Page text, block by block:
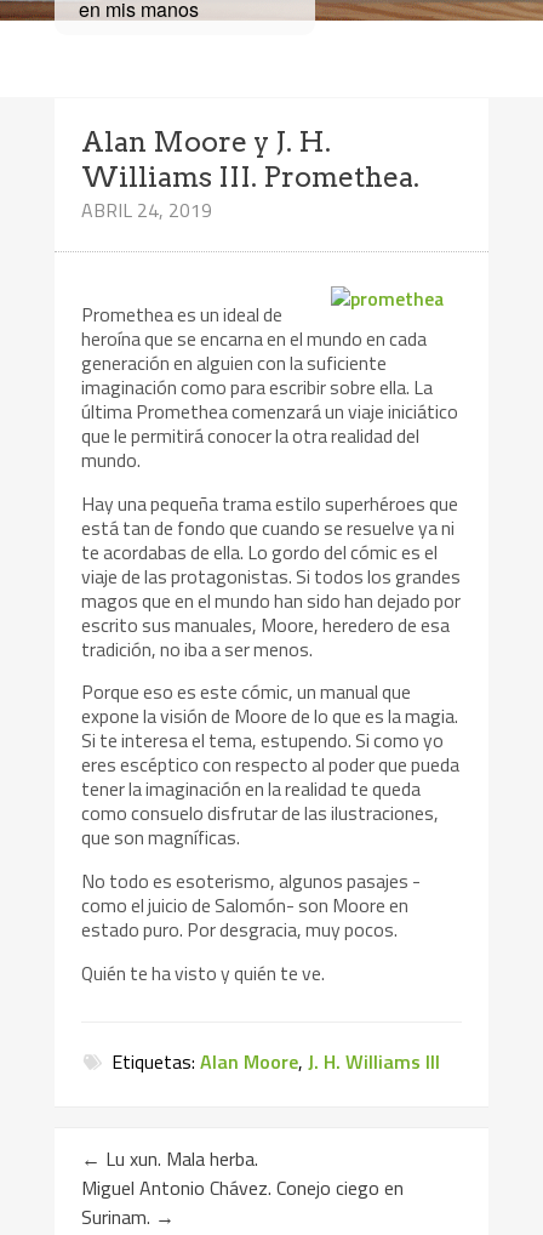
en mis manos
Alan Moore y J. H.
Williams III. Promethea.
ABRIL 24, 2019
Promethea es un ideal de
heroína que se encarna en el mundo en cada
generación en alguien con la suficiente
imaginación como para escribir sobre ella. La
última Promethea comenzará un viaje iniciático
que le permitirá conocer la otra realidad del
mundo.
Hay una pequeña trama estilo superhéroes que
está tan de fondo que cuando se resuelve ya ni
te acordabas de ella. Lo gordo del cómic es el
viaje de las protagonistas. Si todos los grandes
magos que en el mundo han sido han dejado por
escrito sus manuales, Moore, heredero de esa
tradición, no iba a ser menos.
Porque eso es este cómic, un manual que
expone la visión de Moore de lo que es la magia.
Si te interesa el tema, estupendo. Si como yo
eres escéptico con respecto al poder que pueda
tener la imaginación en la realidad te queda
como consuelo disfrutar de las ilustraciones,
que son magníficas.
No todo es esoterismo, algunos pasajes -
como el juicio de Salomón- son Moore en
estado puro. Por desgracia, muy pocos.
Quién te ha visto y quién te ve.
Etiquetas:Alan Moore,J. H. Williams III
← Lu xun. Mala herba.
Miguel Antonio Chávez. Conejo ciego en
Surinam. →